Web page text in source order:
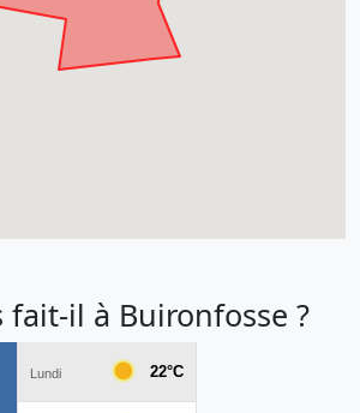
il à Buironfosse ?